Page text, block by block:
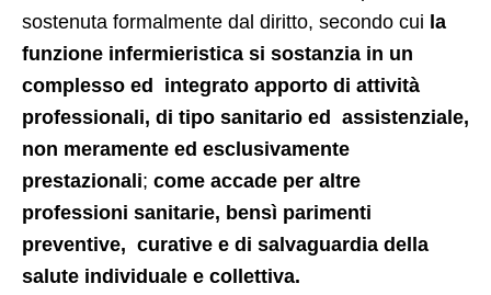
sostenuta formalmente dal diritto, secondo cui la
funzione infermieristica si sostanzia in un
complesso ed integrato apporto di attività
professionali, di tipo sanitario ed assistenziale,
non meramente ed esclusivamente
prestazionali; come accade per altre
professioni sanitarie, bensì parimenti
preventive, curative e di salvaguardia della
salute individuale e collettiva.